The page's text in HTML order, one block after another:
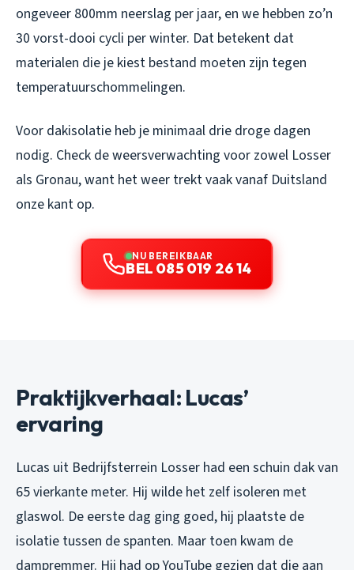
ongeveer 800mm neerslag per jaar, en we hebben zo’n
30 vorst-dooi cycli per winter. Dat betekent dat
materialen die je kiest bestand moeten zijn tegen
temperatuurschommelingen.
Voor dakisolatie heb je minimaal drie droge dagen
nodig. Check de weersverwachting voor zowel Losser
als Gronau, want het weer trekt vaak vanaf Duitsland
onze kant op.
NU BEREIKBAAR
BEL 085 019 26 14
Praktijkverhaal: Lucas’
ervaring
Lucas uit Bedrijfsterrein Losser had een schuin dak van
65 vierkante meter. Hij wilde het zelf isoleren met
glaswol. De eerste dag ging goed, hij plaatste de
isolatie tussen de spanten. Maar toen kwam de
dampremmer. Hij had op YouTube gezien dat die aan